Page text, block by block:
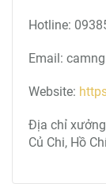
Hotline:
Email:
Website:
Địa chỉ
Củ Chi, Hồ